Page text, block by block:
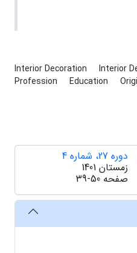
Interior Decoration Interior
Profession
Education
دوره 27، شماره 4
زمستان 1401
صفحه 39-50